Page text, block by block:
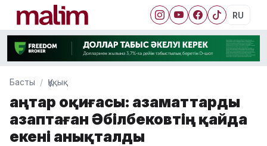
RU
Басты Құқық
Қаңтар оқиғасы: азаматтарды
азаптаған Әбілбековтің қайда
екені анықталды